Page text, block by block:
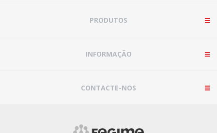
PRODUTOS
INFORMAÇÃO
CONTACTE-NOS